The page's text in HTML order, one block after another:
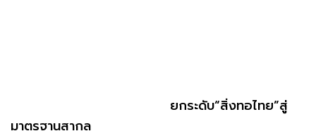
ยกระดับ“สิ่งทอไทย”สู่
มาตรฐานสากล